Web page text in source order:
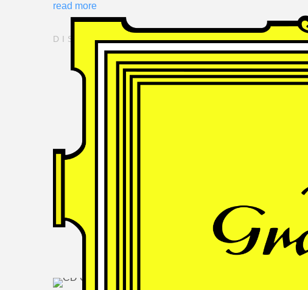
read more
DISCOGRAPHY